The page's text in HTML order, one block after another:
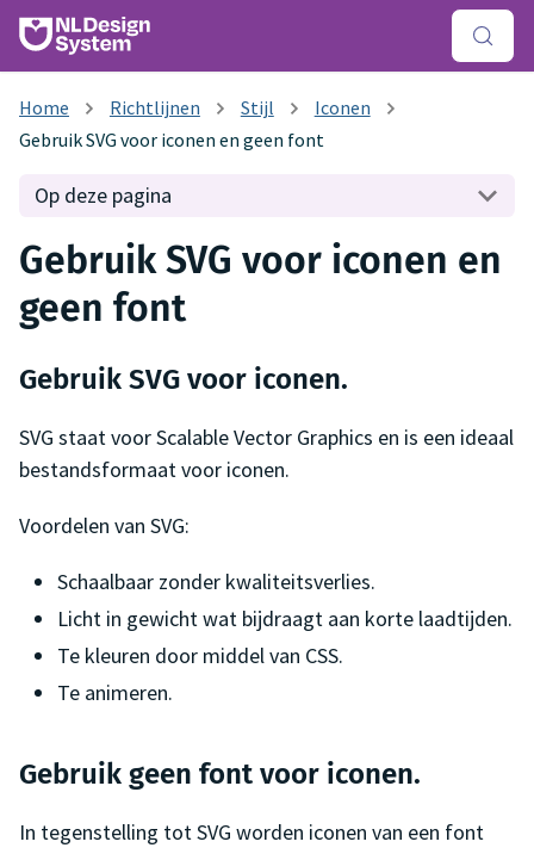
Richtlijnen Stijl
Iconen
Gebruik SVG voor iconen en geen font
Op deze pagina
Gebruik SVG voor iconen en
geen font
Gebruik SVG voor iconen.
SVG staat voor Scalable Vector Graphics en is een ideaal
bestandsformaat voor iconen.
Voordelen van SVG:
Schaalbaar zonder kwaliteitsverlies.
Licht in gewicht wat bijdraagt aan korte laadtijden.
Te kleuren door middel van CSS.
Te animeren.
Gebruik geen font voor iconen.
In tegenstelling tot SVG worden iconen van een font